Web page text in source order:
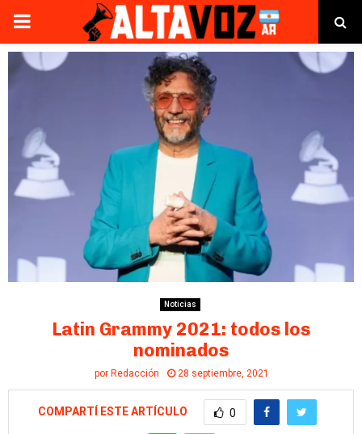
PRIMARY
MENU
Noticias
Latin Grammy 2021: todos los
nominados
por Redacción 28 septiembre, 2021
COMPARTÍ ESTE ARTÍCULO 0